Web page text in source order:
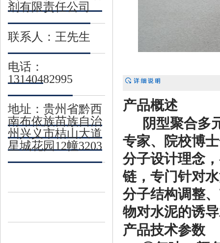
剂有限责任公司
联系人：王先生
电话：
13140482995
地址：贵州省黔西
南布依族苗族自治
州兴义市桔山大道
星城花园12幢3203
产品概述
阴型聚合多
专家、院校博
分子设计理念
链，专门针对
分子结构调整
物对水泥的诱
产品技术参数